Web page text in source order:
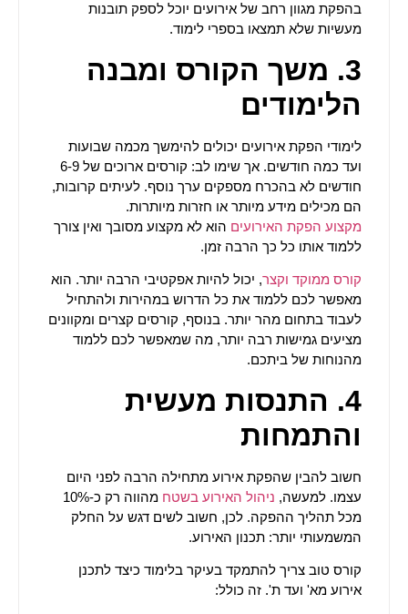
בהפקת מגוון רחב של אירועים יוכל לספק תובנות
מעשיות שלא תמצאו בספרי לימוד.
3. משך הקורס ומבנה
הלימודים
לימודי הפקת אירועים יכולים להימשך מכמה שבועות
ועד כמה חודשים. אך שימו לב: קורסים ארוכים של 6-9
חודשים לא בהכרח מספקים ערך נוסף. לעיתים קרובות,
הם מכילים מידע מיותר או חזרות מיותרות.
מקצוע הפקת האירועים הוא לא מקצוע מסובך ואין צורך
ללמוד אותו כל כך הרבה זמן.
קורס ממוקד וקצר, יכול להיות אפקטיבי הרבה יותר. הוא
מאפשר לכם ללמוד את כל הדרוש במהירות ולהתחיל
לעבוד בתחום מהר יותר. בנוסף, קורסים קצרים ומקוונים
מציעים גמישות רבה יותר, מה שמאפשר לכם ללמוד
מהנוחות של ביתכם.
4. התנסות מעשית
והתמחות
חשוב להבין שהפקת אירוע מתחילה הרבה לפני היום
עצמו. למעשה, ניהול האירוע בשטח
מהווה רק כ-10%
מכל תהליך ההפקה. לכן, חשוב לשים דגש על החלק
המשמעותי יותר: תכנון האירוע.
קורס טוב צריך להתמקד בעיקר בלימוד כיצד לתכנן
אירוע מא' ועד ת'. זה כולל: